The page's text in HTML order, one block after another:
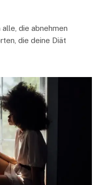
die abnehmen
die deine Diät